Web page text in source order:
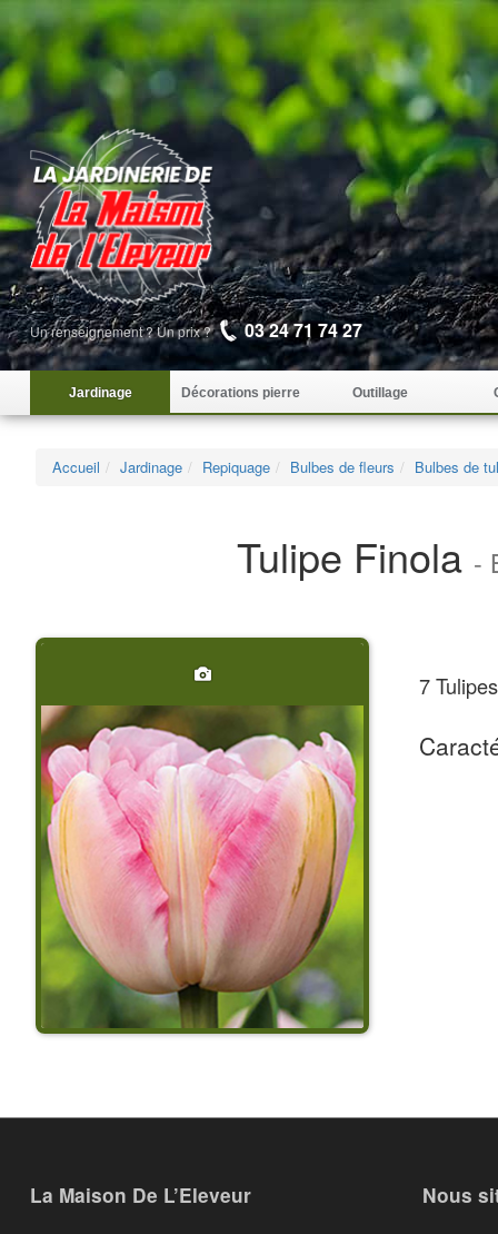
Un renseignement ? Un prix ? 03 24 71 74 27
Jardinage Décorations pierre Outillage
Accueil Jardinage Repiquage Bulbes de fleurs Bulbes de
Tulipe Finola -
7
La Maison De L’Eleveur Nous